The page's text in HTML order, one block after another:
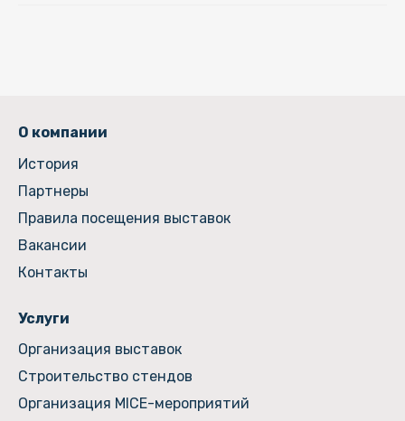
О компании
История
Партнеры
Правила посещения выставок
Вакансии
Контакты
Услуги
Организация выставок
Строительство стендов
Организация MICE-мероприятий